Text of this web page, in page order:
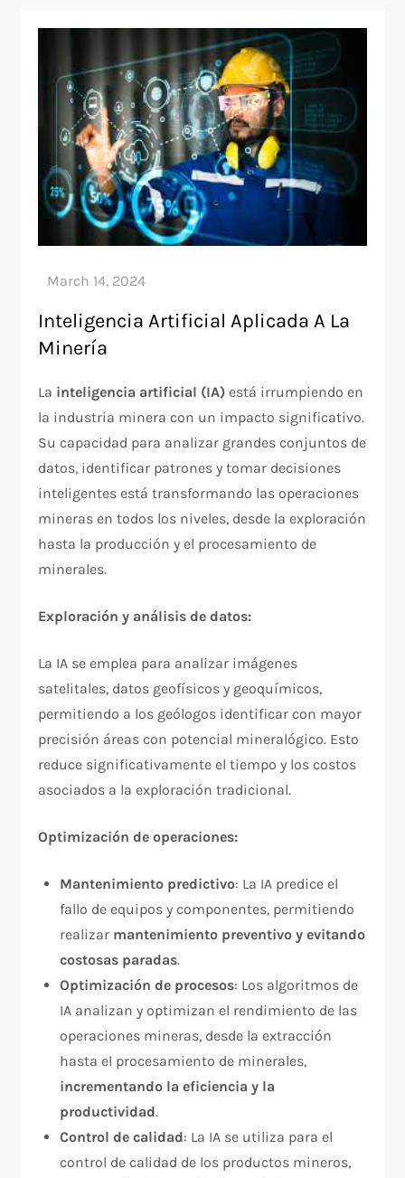
Inteligencia Artificial Aplicada A La
Minería
La inteligencia artificial (IA) está irrumpiendo en
la industria minera con un impacto significativo.
Su capacidad para analizar grandes conjuntos de
datos, identificar patrones y tomar decisiones
inteligentes está transformando las operaciones
mineras en todos los niveles, desde la exploración
hasta la producción y el procesamiento de
minerales.
Exploración y análisis de datos:
La IA se emplea para analizar imágenes
satelitales, datos geofísicos y geoquímicos,
permitiendo a los geólogos identificar con mayor
precisión áreas con potencial mineralógico. Esto
reduce significativamente el tiempo y los costos
asociados a la exploración tradicional.
Optimización de operaciones:
Mantenimiento predictivo: La IA predice el
fallo de equipos y componentes, permitiendo
realizar mantenimiento preventivo y evitando
costosas paradas.
Optimización de procesos: Los algoritmos de
IA analizan y optimizan el rendimiento de las
operaciones mineras, desde la extracción
hasta el procesamiento de minerales,
incrementando la eficiencia y la
productividad.
Control de calidad: La IA se utiliza para el
control de calidad de los productos mineros,